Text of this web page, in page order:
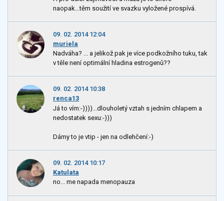
naopak...těm soužití ve svazku vyložené prospívá.
09. 02. 2014 12:04
muriela
Nadváha? ... a jelikož pak je více podkožního tuku, tak
v těle není optimální hladina estrogenů??
09. 02. 2014 10:38
renca13
Já to vím:-))))...dlouholetý vztah s jedním chlapem a
nedostatek sexu:-)))
Dámy to je vtip - jen na odlehčení:-)
09. 02. 2014 10:17
Katulata
no... me napada menopauza